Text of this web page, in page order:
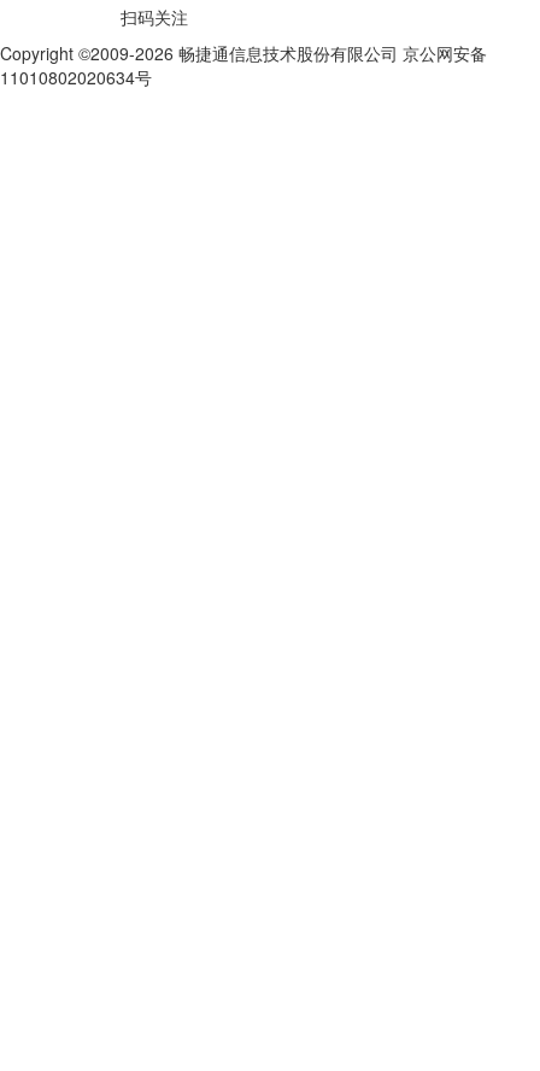
扫码关注
Copyright ©2009-2026 畅捷通信息技术股份有限公司 京公网安备
11010802020634号